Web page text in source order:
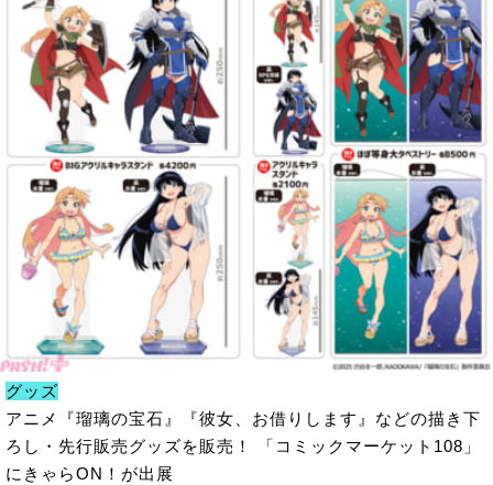
グッズ
アニメ『瑠璃の宝石』『彼女、お借りします』などの描き下
ろし・先行販売グッズを販売！ 「コミックマーケット108」
にきゃらON！が出展